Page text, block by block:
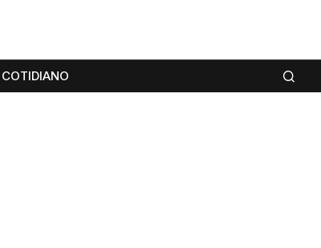
COTIDIANO